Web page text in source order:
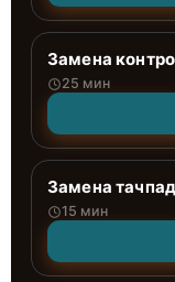
Замена
25 мин
Замена
15 мин